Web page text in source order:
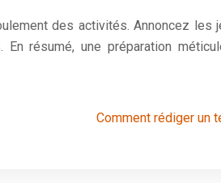
des activités. Annoncez les
résumé, une préparation
Comment rédiger un